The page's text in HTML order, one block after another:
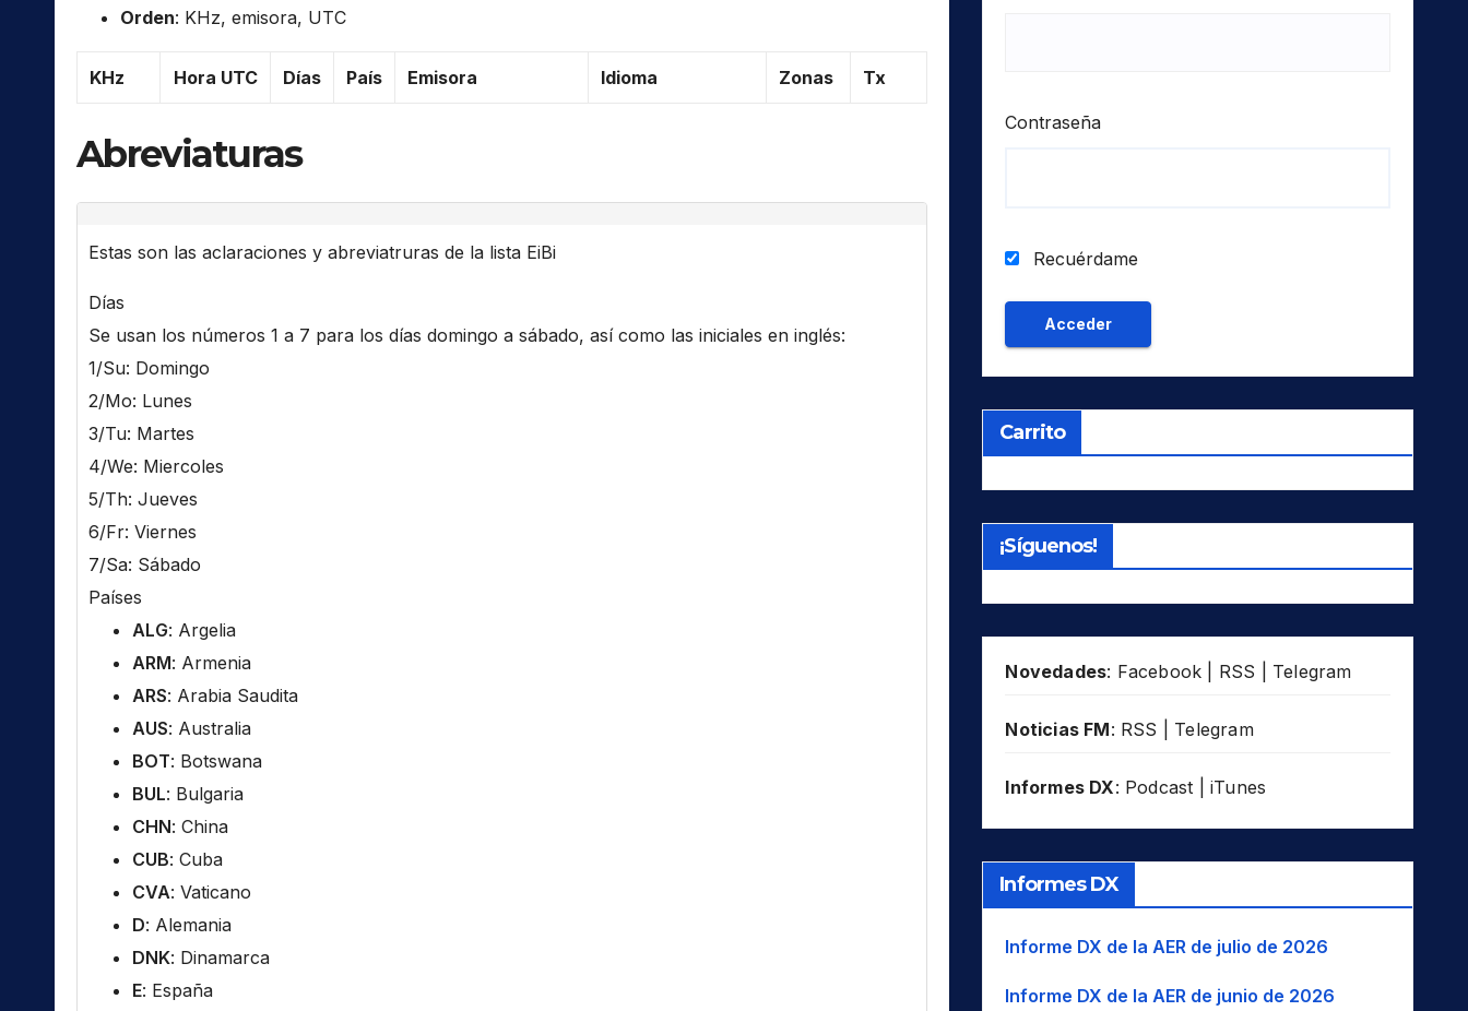
Orden: KHz, emisora, UTC
KHz Hora UTC Días País Emisora Idioma Zonas Tx
Abreviaturas
Estas son las aclaraciones y abreviatruras de la lista EiBi
Días
Se usan los números 1 a 7 para los días domingo a sábado, así como las iniciales en inglés:
1/Su: Domingo
2/Mo: Lunes
3/Tu: Martes
4/We: Miercoles
5/Th: Jueves
6/Fr: Viernes
7/Sa: Sábado
Países
ALG: Argelia
ARM: Armenia
ARS: Arabia Saudita
AUS: Australia
BOT: Botswana
BUL: Bulgaria
CHN: China
CUB: Cuba
CVA: Vaticano
D: Alemania
DNK: Dinamarca
E: España
Contraseña
Recuérdame
Carrito
¡Síguenos!
Novedades: Facebook RSS Telegram
Noticias FM: RSS Telegram
Informes DX: Podcast iTunes
Informes DX
Informe DX de la AER de julio de 2026
Informe DX de la AER de junio de 2026